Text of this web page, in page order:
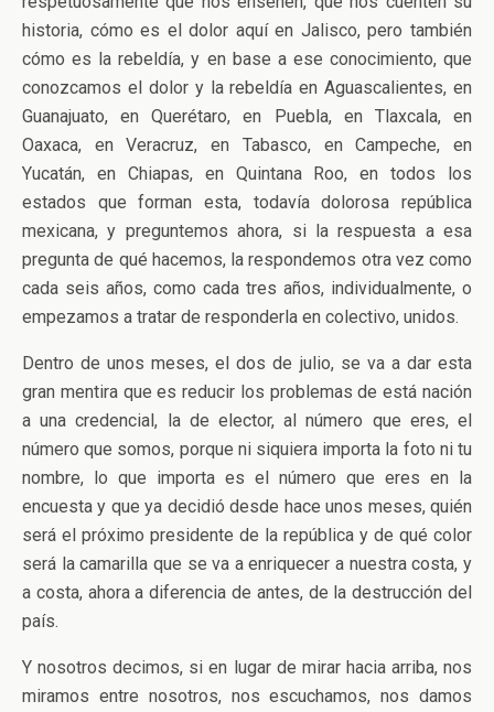
historia, cómo es el dolor aquí en Jalisco, pero también
cómo es la rebeldía, y en base a ese conocimiento, que
conozcamos el dolor y la rebeldía en Aguascalientes, en
Guanajuato, en Querétaro, en Puebla, en Tlaxcala, en
Oaxaca, en Veracruz, en Tabasco, en Campeche, en
Yucatán, en Chiapas, en Quintana Roo, en todos los
estados que forman esta, todavía dolorosa república
mexicana, y preguntemos ahora, si la respuesta a esa
pregunta de qué hacemos, la respondemos otra vez como
cada seis años, como cada tres años, individualmente, o
empezamos a tratar de responderla en colectivo, unidos.
Dentro de unos meses, el dos de julio, se va a dar esta
gran mentira que es reducir los problemas de está nación
a una credencial, la de elector, al número que eres, el
número que somos, porque ni siquiera importa la foto ni tu
nombre, lo que importa es el número que eres en la
encuesta y que ya decidió desde hace unos meses, quién
será el próximo presidente de la república y de qué color
será la camarilla que se va a enriquecer a nuestra costa, y
a costa, ahora a diferencia de antes, de la destrucción del
país.
Y nosotros decimos, si en lugar de mirar hacia arriba, nos
miramos entre nosotros, nos escuchamos, nos damos